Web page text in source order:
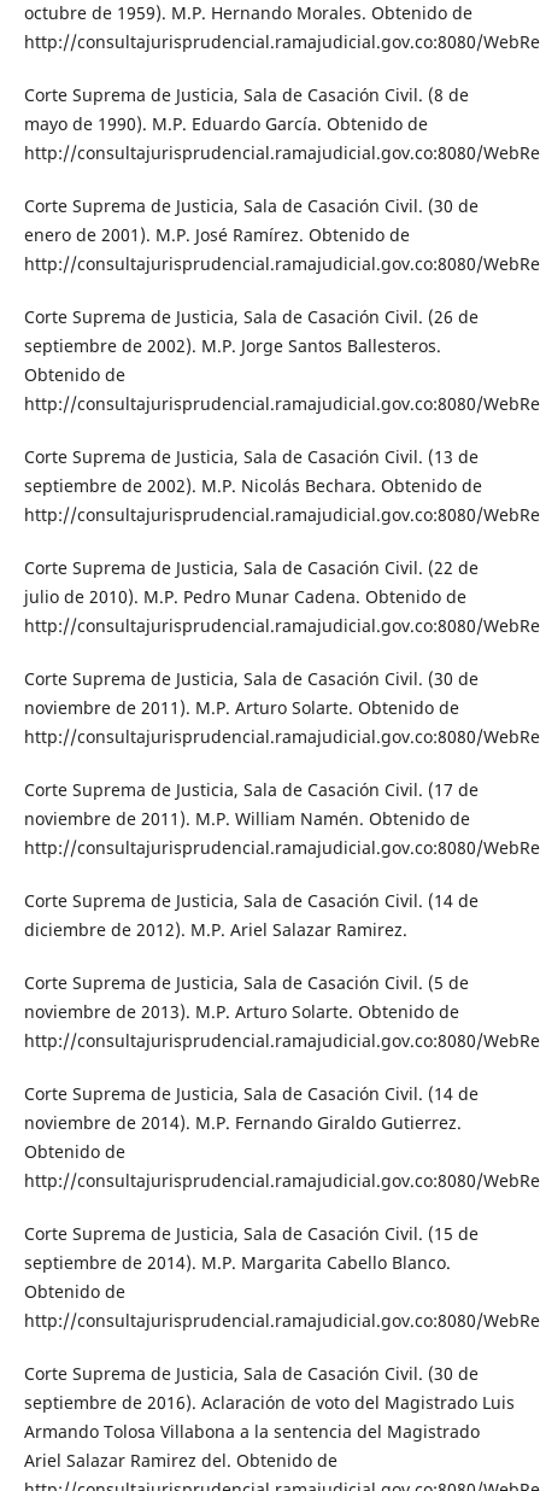
octubre de 1959). M.P. Hernando Morales. Obtenido de
http://consultajurisprudencial.ramajudicial.gov.co:8080/
Corte Suprema de Justicia, Sala de Casación Civil. (8 de
mayo de 1990). M.P. Eduardo García. Obtenido de
http://consultajurisprudencial.ramajudicial.gov.co:8080/
Corte Suprema de Justicia, Sala de Casación Civil. (30 de
enero de 2001). M.P. José Ramírez. Obtenido de
http://consultajurisprudencial.ramajudicial.gov.co:8080/
Corte Suprema de Justicia, Sala de Casación Civil. (26 de
septiembre de 2002). M.P. Jorge Santos Ballesteros.
Obtenido de
http://consultajurisprudencial.ramajudicial.gov.co:8080/
Corte Suprema de Justicia, Sala de Casación Civil. (13 de
septiembre de 2002). M.P. Nicolás Bechara. Obtenido de
http://consultajurisprudencial.ramajudicial.gov.co:8080/
Corte Suprema de Justicia, Sala de Casación Civil. (22 de
julio de 2010). M.P. Pedro Munar Cadena. Obtenido de
http://consultajurisprudencial.ramajudicial.gov.co:8080/
Corte Suprema de Justicia, Sala de Casación Civil. (30 de
noviembre de 2011). M.P. Arturo Solarte. Obtenido de
http://consultajurisprudencial.ramajudicial.gov.co:8080/
Corte Suprema de Justicia, Sala de Casación Civil. (17 de
noviembre de 2011). M.P. William Namén. Obtenido de
http://consultajurisprudencial.ramajudicial.gov.co:8080/
Corte Suprema de Justicia, Sala de Casación Civil. (14 de
diciembre de 2012). M.P. Ariel Salazar Ramirez.
Corte Suprema de Justicia, Sala de Casación Civil. (5 de
noviembre de 2013). M.P. Arturo Solarte. Obtenido de
http://consultajurisprudencial.ramajudicial.gov.co:8080/
Corte Suprema de Justicia, Sala de Casación Civil. (14 de
noviembre de 2014). M.P. Fernando Giraldo Gutierrez.
Obtenido de
http://consultajurisprudencial.ramajudicial.gov.co:8080/
Corte Suprema de Justicia, Sala de Casación Civil. (15 de
septiembre de 2014). M.P. Margarita Cabello Blanco.
Obtenido de
http://consultajurisprudencial.ramajudicial.gov.co:8080/
Corte Suprema de Justicia, Sala de Casación Civil. (30 de
septiembre de 2016). Aclaración de voto del Magistrado Luis
Armando Tolosa Villabona a la sentencia del Magistrado
Ariel Salazar Ramirez del. Obtenido de